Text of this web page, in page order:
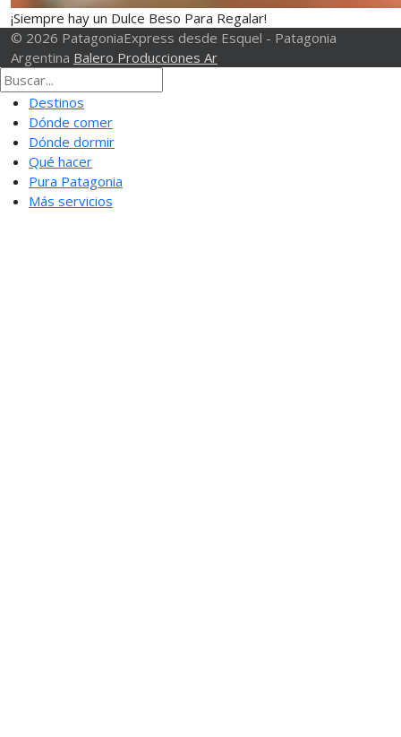
¡Siempre hay un Dulce Beso Para Regalar!
© 2026 PatagoniaExpress desde Esquel - Patagonia
Argentina Balero Producciones Ar
Destinos
Dónde comer
Dónde dormir
Qué hacer
Pura Patagonia
Más servicios